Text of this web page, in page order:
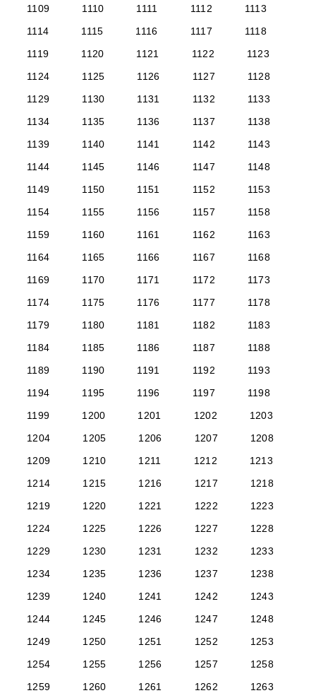
1109
1110 1111 1112
1113
1114
1115 1116 1117
1118
1119
1120 1121 1122
1123
1124
1125 1126 1127
1128
1129
1130 1131 1132
1133
1134
1135 1136 1137
1138
1139
1140 1141 1142
1143
1144
1145 1146 1147
1148
1149
1150 1151 1152
1153
1154
1155 1156 1157
1158
1159
1160 1161 1162
1163
1164
1165 1166 1167
1168
1169
1170 1171 1172
1173
1174
1175 1176 1177
1178
1179
1180 1181 1182
1183
1184
1185 1186 1187
1188
1189
1190 1191 1192
1193
1194
1195 1196 1197
1198
1199
1200 1201 1202
1203
1204
1205 1206 1207
1208
1209
1210 1211 1212
1213
1214
1215 1216 1217
1218
1219
1220 1221 1222
1223
1224
1225 1226 1227
1228
1229
1230 1231 1232
1233
1234
1235 1236 1237
1238
1239
1240 1241 1242
1243
1244
1245 1246 1247
1248
1249
1250 1251 1252
1253
1254
1255 1256 1257
1258
1259
1260 1261 1262
1263